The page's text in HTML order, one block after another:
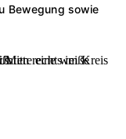
Bewegung sowie